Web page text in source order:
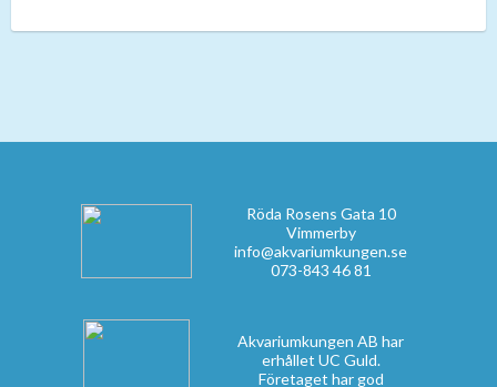
Röda Rosens Gata 10
Vimmerby
info@akvariumkungen.se
073-843 46 81
Akvariumkungen AB har
erhållet UC Guld.
Företaget har god